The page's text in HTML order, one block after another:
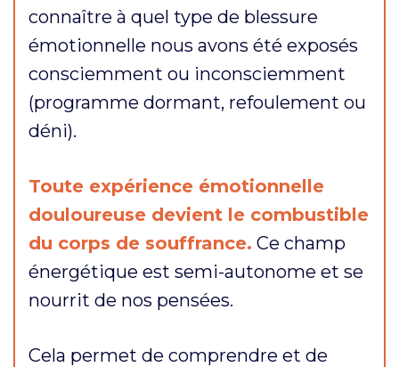
connaître à quel type de blessure
émotionnelle nous avons été exposés
consciemment ou inconsciemment
(programme dormant, refoulement ou
déni).
Toute expérience émotionnelle
douloureuse devient le combustible
du corps de souffrance. Ce champ
énergétique est semi-autonome et se
nourrit de nos pensées.
Cela permet de comprendre et de